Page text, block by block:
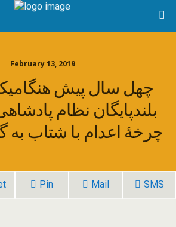
February 13, 2019
چهل سال پیش
بلندپایگان نظام
چرخۀ اعدام با شتاب
Pin Mail SMS